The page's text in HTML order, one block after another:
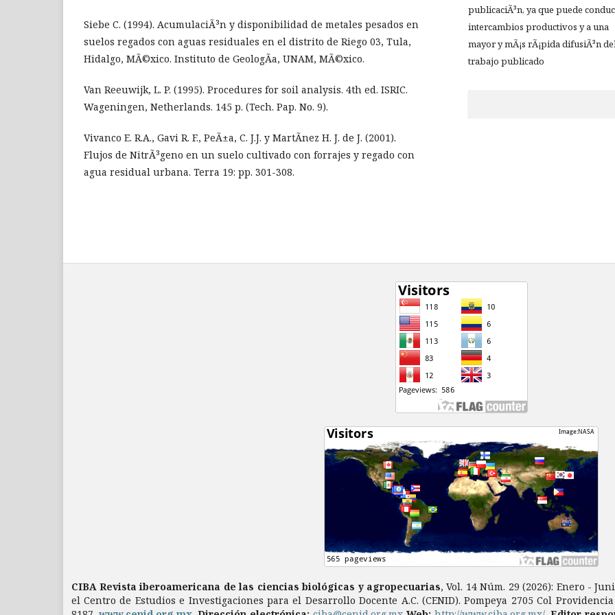
Siebe C. (1994). AcumulaciÃ³n y disponibilidad de metales pesados en
suelos regados con aguas residuales en el distrito de Riego 03, Tula,
Hidalgo, MÃ©xico. Instituto de GeologÃ­a, UNAM, MÃ©xico.
Van Reeuwijk, L. P. (1995). Procedures for soil analysis. 4th ed. ISRIC.
Wageningen, Netherlands. 145 p. (Tech. Pap. No. 9).
Vivanco E. R.A., Gavi R. F., PeÃ±a, C. J.J. y MartÃ­nez H. J. de J. (2001).
Flujos de NitrÃ³geno en un suelo cultivado con forrajes y regado con
agua residual urbana. Terra 19: pp. 301-308.
publicaciÃ³n, ya que puede
intercambios productivos y a una
mayor y mÃ¡s rÃ¡pida difusiÃ³n
trabajo publicado
CIBA Revista iberoamericana de las ciencias biológicas y agropecuarias, Vol. 14 Núm. 29 (2026): Enero -
el Centro de Estudios e Investigaciones para el Desarrollo Docente A.C. (CENID). Pompeya 2705 Col